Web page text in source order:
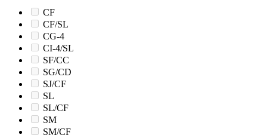
CF
CF/SL
CG-4
CI-4/SL
SF/CC
SG/CD
SJ/CF
SL
SL/CF
SM
SM/CF